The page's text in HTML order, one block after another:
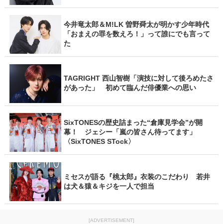
今井竜太郎＆M!LK 曽野舜太が明かす少年時代
「おまえの罪を数えろ！」って誰にでも言って
た
TAGRIGHT 西山智樹「演技に対して後ろめたさ
があった」 初めて臨んだ俳優業への思い
SixTONESの歴史詰まった“倉庫見学会”が開
幕！ ジェシー「嵐の皆さん待ってます」
〈SixTONES STock〉
ミセスが語る『桃太郎』衣装のこだわり 若井
は犬＆猿＆キジを一人で担当
[ADVERTISEMENT]